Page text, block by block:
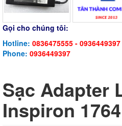
Gọi cho chúng tôi:
Hotline: 0836475555 - 0936449397
Phone: 0936449397
Sạc Adapter
Inspiron 1764